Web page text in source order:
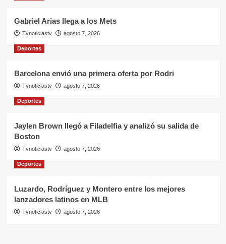
Gabriel Arias llega a los Mets
Tvnoticiastv agosto 7, 2026
Deportes
Barcelona envió una primera oferta por Rodri
Tvnoticiastv agosto 7, 2026
Deportes
Jaylen Brown llegó a Filadelfia y analizó su salida de
Boston
Tvnoticiastv agosto 7, 2026
Deportes
Luzardo, Rodríguez y Montero entre los mejores
lanzadores latinos en MLB
Tvnoticiastv agosto 7, 2026